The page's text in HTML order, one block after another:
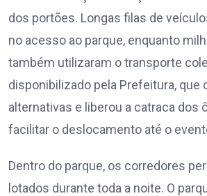
dos portões. Longas filas de
no acesso ao parque, enquanto
também utilizaram o transporte
disponibilizado pela Prefeitura, que
alternativas e liberou a catraca dos
facilitar o deslocamento até o
Dentro do parque, os corredores
lotados durante toda a noite. O